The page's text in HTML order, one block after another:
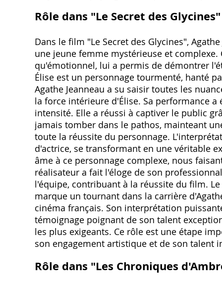
Rôle dans "Le Secret des Glycines"
Dans le film "Le Secret des Glycines",
une jeune femme mystérieuse et
qu'émotionnel, lui a permis de démontrer
Élise est un personnage tourmenté, hanté
Agathe Jeanneau a su saisir toutes les
la force intérieure d'Élise. Sa performance
intensité. Elle a réussi à captiver le public
jamais tomber dans le pathos, mainteant
toute la réussite du personnage.
d'actrice, se transformant en une véritable
âme à ce personnage complexe, nous
réalisateur a fait l'éloge de son
l'équipe, contribuant à la réussite du film.
marque un tournant dans la carrière
cinéma français. Son interprétation
témoignage poignant de son talent
les plus exigeants. Ce rôle est une étape
son engagement artistique et de son talent
Rôle dans "Les Chroniques